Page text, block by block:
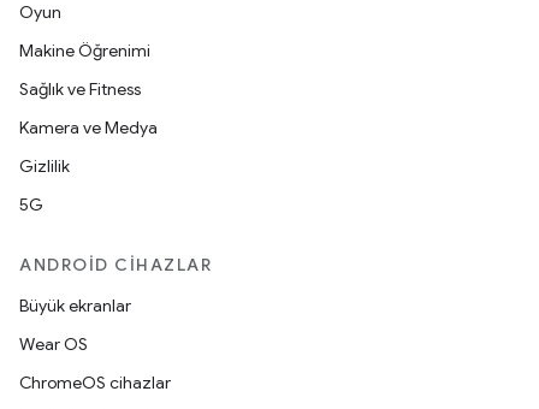
Oyun
Makine Öğrenimi
Sağlık ve Fitness
Kamera ve Medya
Gizlilik
5G
ANDROID CIHAZLAR
Büyük ekranlar
Wear OS
ChromeOS cihazlar